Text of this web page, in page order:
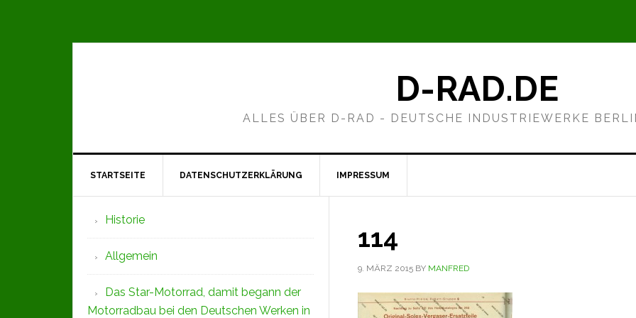
D-RAD.DE
ALLES ÜBER D-RAD - DEUTSCHE INDUSTRIEWERKE
STARTSEITE DATENSCHUTZERKLÄRUNG IMPRESSUM
114
9. MÄRZ 2015 BY MANFRED
Seitenspalte
Historie
Allgemein
Das Star-Motorrad, damit begann der
Motorradbau bei den Deutschen Werken in